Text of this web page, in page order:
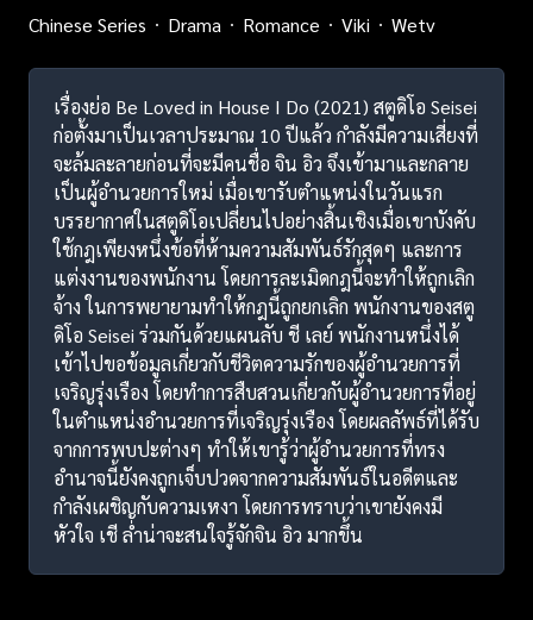
Chinese Series
Drama Romance Viki Wetv
เรื่องย่อ Be Loved in House I Do (2021) สตูดิโอ Seisei
ก่อตั้งมาเป็นเวลาประมาณ 10 ปีแล้ว กำลังมีความเสี่ยงที่
จะล้มละลายก่อนที่จะมีคนชื่อ จิน อิว จึงเข้ามาและกลาย
เป็นผู้อำนวยการใหม่ เมื่อเขารับตำแหน่งในวันแรก
บรรยากาศในสตูดิโอเปลี่ยนไปอย่างสิ้นเชิงเมื่อเขาบังคับ
ใช้กฎเพียงหนึ่งข้อที่ห้ามความสัมพันธ์รักสุดๆ และการ
แต่งงานของพนักงาน โดยการละเมิดกฎนี้จะทำให้ถูกเลิก
จ้าง ในการพยายามทำให้กฎนี้ถูกยกเลิก พนักงานของสตู
ดิโอ Seisei ร่วมกันด้วยแผนลับ ชี เลย์ พนักงานหนึ่งได้
เข้าไปขอข้อมูลเกี่ยวกับชีวิตความรักของผู้อำนวยการที่
เจริญรุ่งเรือง โดยทำการสืบสวนเกี่ยวกับผู้อำนวยการที่อยู่
ในตำแหน่งอำนวยการที่เจริญรุ่งเรือง โดยผลลัพธ์ที่ได้รับ
จากการพบปะต่างๆ ทำให้เขารู้ว่าผู้อำนวยการที่ทรง
อำนาจนี้ยังคงถูกเจ็บปวดจากความสัมพันธ์ในอดีตและ
กำลังเผชิญกับความเหงา โดยการทราบว่าเขายังคงมี
หัวใจ เชี ล่ำน่าจะสนใจรู้จักจิน อิว มากขึ้น